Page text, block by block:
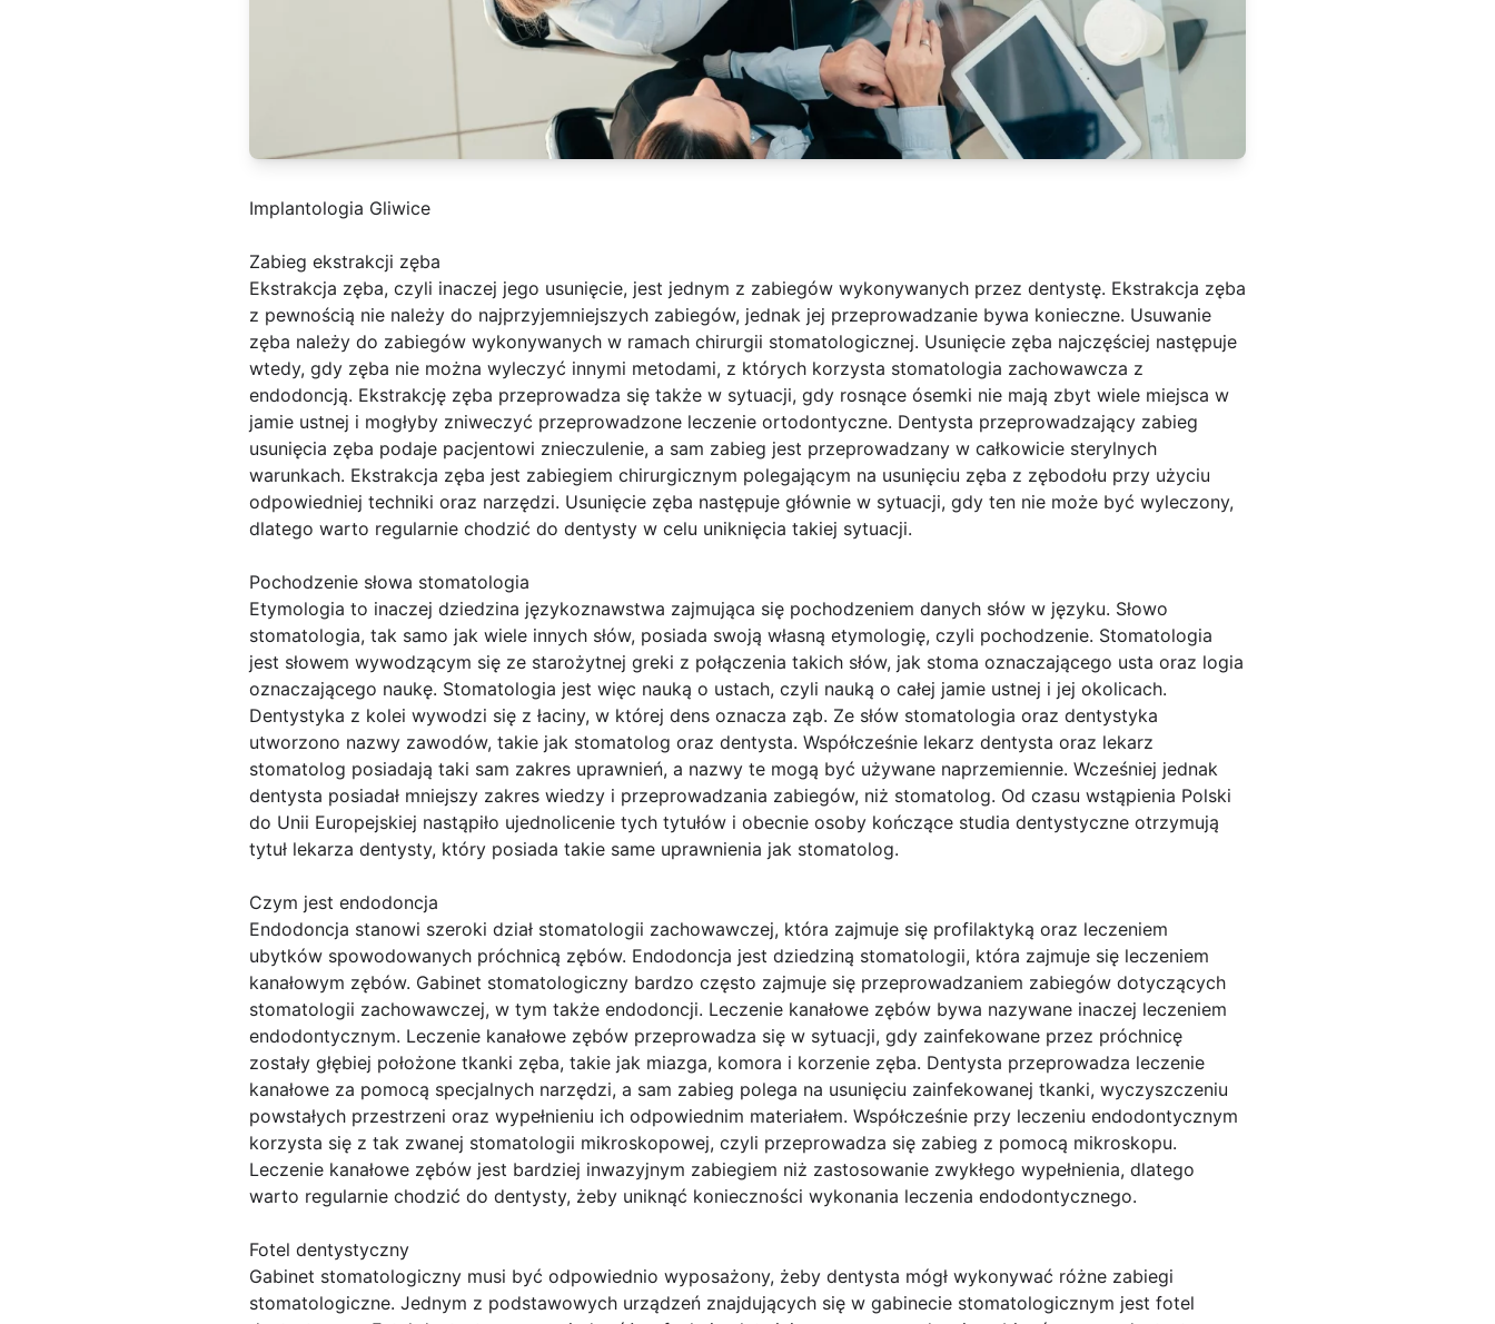
Implantologia Gliwice
Zabieg ekstrakcji zęba
Ekstrakcja zęba, czyli inaczej jego usunięcie, jest jednym z zabiegów wykonywanych przez dentystę. Ekstrakcja zęba
z pewnością nie należy do najprzyjemniejszych zabiegów, jednak jej przeprowadzanie bywa konieczne. Usuwanie
zęba należy do zabiegów wykonywanych w ramach chirurgii stomatologicznej. Usunięcie zęba najczęściej następuje
wtedy, gdy zęba nie można wyleczyć innymi metodami, z których korzysta stomatologia zachowawcza z
endodoncją. Ekstrakcję zęba przeprowadza się także w sytuacji, gdy rosnące ósemki nie mają zbyt wiele miejsca w
jamie ustnej i mogłyby zniweczyć przeprowadzone leczenie ortodontyczne. Dentysta przeprowadzający zabieg
usunięcia zęba podaje pacjentowi znieczulenie, a sam zabieg jest przeprowadzany w całkowicie sterylnych
warunkach. Ekstrakcja zęba jest zabiegiem chirurgicznym polegającym na usunięciu zęba z zębodołu przy użyciu
odpowiedniej techniki oraz narzędzi. Usunięcie zęba następuje głównie w sytuacji, gdy ten nie może być wyleczony,
dlatego warto regularnie chodzić do dentysty w celu uniknięcia takiej sytuacji.
Pochodzenie słowa stomatologia
Etymologia to inaczej dziedzina językoznawstwa zajmująca się pochodzeniem danych słów w języku. Słowo
stomatologia, tak samo jak wiele innych słów, posiada swoją własną etymologię, czyli pochodzenie. Stomatologia
jest słowem wywodzącym się ze starożytnej greki z połączenia takich słów, jak stoma oznaczającego usta oraz logia
oznaczającego naukę. Stomatologia jest więc nauką o ustach, czyli nauką o całej jamie ustnej i jej okolicach.
Dentystyka z kolei wywodzi się z łaciny, w której dens oznacza ząb. Ze słów stomatologia oraz dentystyka
utworzono nazwy zawodów, takie jak stomatolog oraz dentysta. Współcześnie lekarz dentysta oraz lekarz
stomatolog posiadają taki sam zakres uprawnień, a nazwy te mogą być używane naprzemiennie. Wcześniej jednak
dentysta posiadał mniejszy zakres wiedzy i przeprowadzania zabiegów, niż stomatolog. Od czasu wstąpienia Polski
do Unii Europejskiej nastąpiło ujednolicenie tych tytułów i obecnie osoby kończące studia dentystyczne otrzymują
tytuł lekarza dentysty, który posiada takie same uprawnienia jak stomatolog.
Czym jest endodoncja
Endodoncja stanowi szeroki dział stomatologii zachowawczej, która zajmuje się profilaktyką oraz leczeniem
ubytków spowodowanych próchnicą zębów. Endodoncja jest dziedziną stomatologii, która zajmuje się leczeniem
kanałowym zębów. Gabinet stomatologiczny bardzo często zajmuje się przeprowadzaniem zabiegów dotyczących
stomatologii zachowawczej, w tym także endodoncji. Leczenie kanałowe zębów bywa nazywane inaczej leczeniem
endodontycznym. Leczenie kanałowe zębów przeprowadza się w sytuacji, gdy zainfekowane przez próchnicę
zostały głębiej położone tkanki zęba, takie jak miazga, komora i korzenie zęba. Dentysta przeprowadza leczenie
kanałowe za pomocą specjalnych narzędzi, a sam zabieg polega na usunięciu zainfekowanej tkanki, wyczyszczeniu
powstałych przestrzeni oraz wypełnieniu ich odpowiednim materiałem. Współcześnie przy leczeniu endodontycznym
korzysta się z tak zwanej stomatologii mikroskopowej, czyli przeprowadza się zabieg z pomocą mikroskopu.
Leczenie kanałowe zębów jest bardziej inwazyjnym zabiegiem niż zastosowanie zwykłego wypełnienia, dlatego
warto regularnie chodzić do dentysty, żeby uniknąć konieczności wykonania leczenia endodontycznego.
Fotel dentystyczny
Gabinet stomatologiczny musi być odpowiednio wyposażony, żeby dentysta mógł wykonywać różne zabiegi
stomatologiczne. Jednym z podstawowych urządzeń znajdujących się w gabinecie stomatologicznym jest fotel